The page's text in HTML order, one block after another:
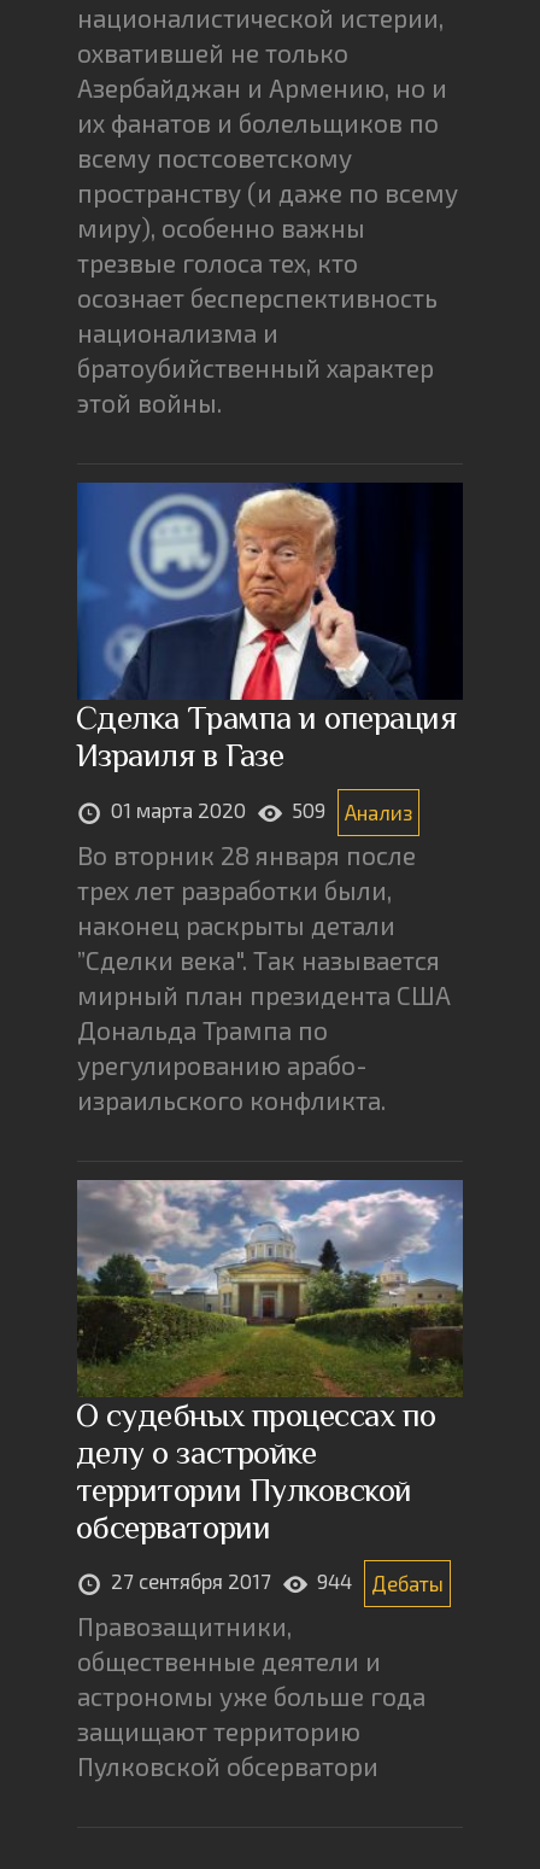
националистической истерии,
охватившей не только
Азербайджан и Армению, но и
их фанатов и болельщиков по
всему постсоветскому
пространству (и даже по всему
миру), особенно важны
трезвые голоса тех, кто
осознает бесперспективность
национализма и
братоубийственный характер
этой войны.
Сделка Трампа и операция
Израиля в Газе
01 марта 2020 509 Анализ
Во вторник 28 января после
трех лет разработки были,
наконец раскрыты детали
”Сделки века". Так называется
мирный план президента США
Дональда Трампа по
урегулированию арабо-
израильского конфликта.
О судебных процессах по
делу о застройке
территории Пулковской
обсерватории
27 сентября 2017 944 Дебаты
Правозащитники,
общественные деятели и
астрономы уже больше года
защищают территорию
Пулковской обсерватори